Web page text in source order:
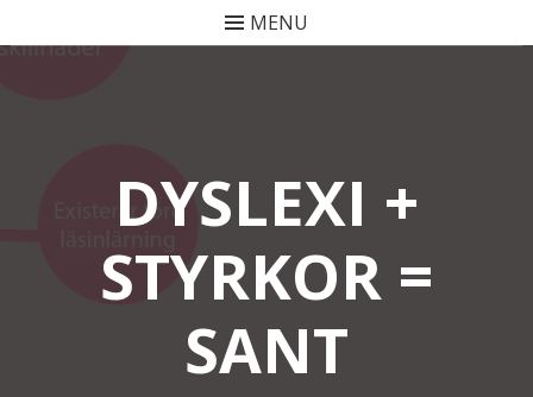
MENU
DYSLEXI +
STYRKOR =
SANT